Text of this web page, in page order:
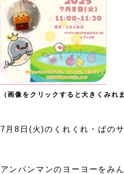
（画像をクリックすると大きくみれ
7月8日(火)のくれくれ・ばの
アンパンマンのヨーヨーをみ